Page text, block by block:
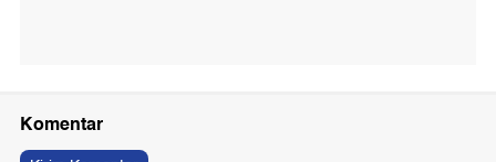
Komentar